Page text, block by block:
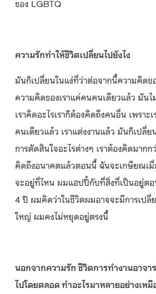
ของ LGBTQ
ความรักทำให้ชีวิตเปลี่ยนไปยังไง
มันก็เปลี่ยนในแง่ที่ว่าต่อจากนี้ความคิดข
ความคิดของเราแค่คนคนเดียวแล้ว มันไ
เราคิดอะไรเราก็ต้องคิดถึงคนอื่น เพราะ
คนเดียวแล้ว เราแต่งงานแล้ว มันก็เปลี่ย
การตัดสินใจอะไรต่างๆ เราต้องคิดมากก
คิดถึงอนาคตแล้วตอนนี้ ฉันจะเกษียณเมื่
จะอยู่ที่ไหน ผมแฮปปี้กับที่สิ่งที่เป็นอยู่ต
4 ปี ผมคิดว่าในชีวิตผมอาจจะมีการเปลี่
ใหญ่ ผมคงไม่หยุดอยู่ตรงนี้
นอกจากความรัก ชีวิตการทำงานอาจา
ไปโดยตลอด ทำอะไรมาหลายอย่างเห